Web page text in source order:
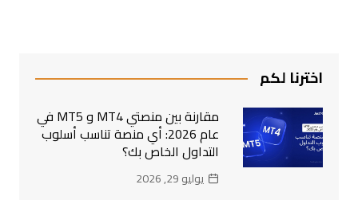
اخترنا لكم
مقارنة بين منصتي MT4 و MT5 في
عام 2026: أي منصة تناسب أسلوب
التداول الخاص بك؟
يوليو 29, 2026